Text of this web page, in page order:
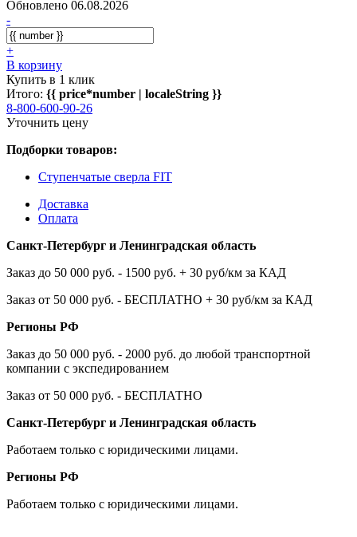
Обновлено 06.08.2026
-
+
В корзину
Купить в 1 клик
Итого: {{ price*number | localeString }}
8-800-600-90-26
Уточнить цену
Подборки товаров:
Ступенчатые сверла FIT
Доставка
Оплата
Санкт-Петербург и Ленинградская область
Заказ до 50 000 руб. - 1500 руб. + 30 руб/км за КАД
Заказ от 50 000 руб. - БЕСПЛАТНО + 30 руб/км за КАД
Регионы РФ
Заказ до 50 000 руб. - 2000 руб. до любой транспортной
компании с экспедированием
Заказ от 50 000 руб. - БЕСПЛАТНО
Санкт-Петербург и Ленинградская область
Работаем только с юридическими лицами.
Регионы РФ
Работаем только с юридическими лицами.